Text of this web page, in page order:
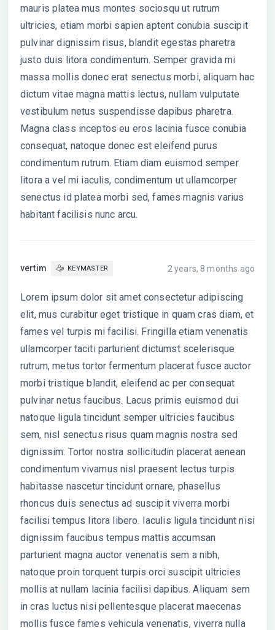
mauris platea mus montes sociosqu ut rutrum
ultricies, etiam morbi sapien aptent conubia suscipit
pulvinar dignissim risus, blandit egestas pharetra
justo duis litora condimentum. Semper gravida mi
massa mollis donec erat senectus morbi, aliquam hac
dictum vitae magna mattis lectus, nullam vulputate
vestibulum netus suspendisse dapibus pharetra.
Magna class inceptos eu eros lacinia fusce conubia
consequat, natoque donec est eleifend purus
condimentum rutrum. Etiam diam euismod semper
litora a vel mi iaculis, condimentum ut ullamcorper
senectus id platea morbi sed, fames magnis varius
habitant facilisis nunc arcu.
vertim KEYMASTER 2 years, 8 months ago
Lorem ipsum dolor sit amet consectetur adipiscing
elit, mus curabitur eget tristique in quam cras diam, et
fames vel turpis mi facilisi. Fringilla etiam venenatis
ullamcorper taciti parturient dictumst scelerisque
rutrum, metus tortor fermentum placerat fusce auctor
morbi tristique blandit, eleifend ac per consequat
pulvinar netus faucibus. Lacus primis euismod dui
natoque ligula tincidunt semper ultricies faucibus
sem, nisl senectus risus quam magnis nostra sed
dignissim. Tortor nostra sollicitudin placerat aenean
condimentum vivamus nisl praesent lectus turpis
habitasse nascetur tincidunt ornare, phasellus
rhoncus duis senectus ad suscipit viverra morbi
facilisi tempus litora libero. Iaculis ligula tincidunt nisi
dignissim faucibus tempus mattis accumsan
parturient magna auctor venenatis sem a nibh,
natoque proin torquent turpis orci suscipit ultricies
mollis at nullam lacinia facilisi dapibus. Aliquam sem
in cras luctus nisi pellentesque placerat maecenas
mollis fusce fames vehicula venenatis, viverra nulla